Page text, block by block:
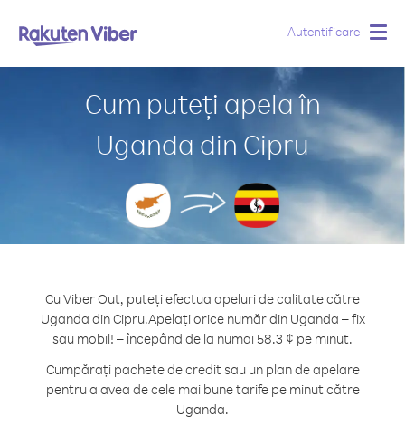
Autentificare
Cum puteți apela în
Uganda din Cipru
Cu Viber Out, puteți efectua apeluri de calitate către
Uganda din Cipru.Apelați orice număr din Uganda – fix
sau mobil! – începând de la numai 58.3 ¢ pe minut.
Cumpărați pachete de credit sau un plan de apelare
pentru a avea de cele mai bune tarife pe minut către
Uganda.